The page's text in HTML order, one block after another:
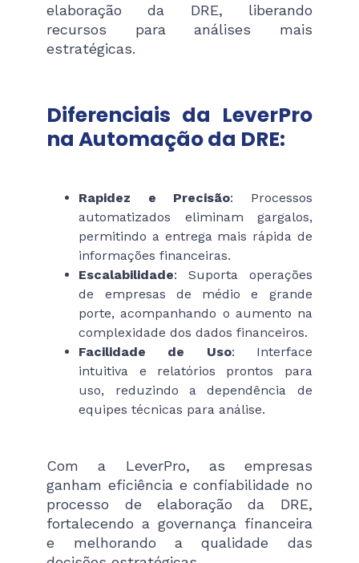
elaboração da DRE, liberando
recursos para análises mais
estratégicas.
Diferenciais da LeverPro
na Automação da DRE:
Rapidez e Precisão: Processos
automatizados eliminam gargalos,
permitindo a entrega mais rápida de
informações financeiras.
Escalabilidade: Suporta operações
de empresas de médio e grande
porte, acompanhando o aumento na
complexidade dos dados financeiros.
Facilidade de Uso: Interface
intuitiva e relatórios prontos para
uso, reduzindo a dependência de
equipes técnicas para análise.
Com a LeverPro, as empresas
ganham eficiência e confiabilidade no
processo de elaboração da DRE,
fortalecendo a governança financeira
e melhorando a qualidade das